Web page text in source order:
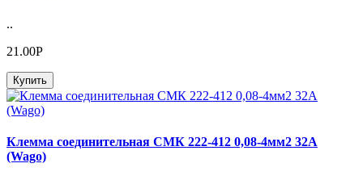
..
21.00Р
Купить
Клемма соединительная СМК 222-412 0,08-4мм2 32A
(Wago)